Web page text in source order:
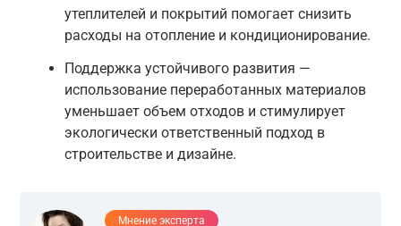
утеплителей и покрытий помогает снизить
расходы на отопление и кондиционирование.
Поддержка устойчивого развития —
использование переработанных материалов
уменьшает объем отходов и стимулирует
экологически ответственный подход в
строительстве и дизайне.
Мнение эксперта